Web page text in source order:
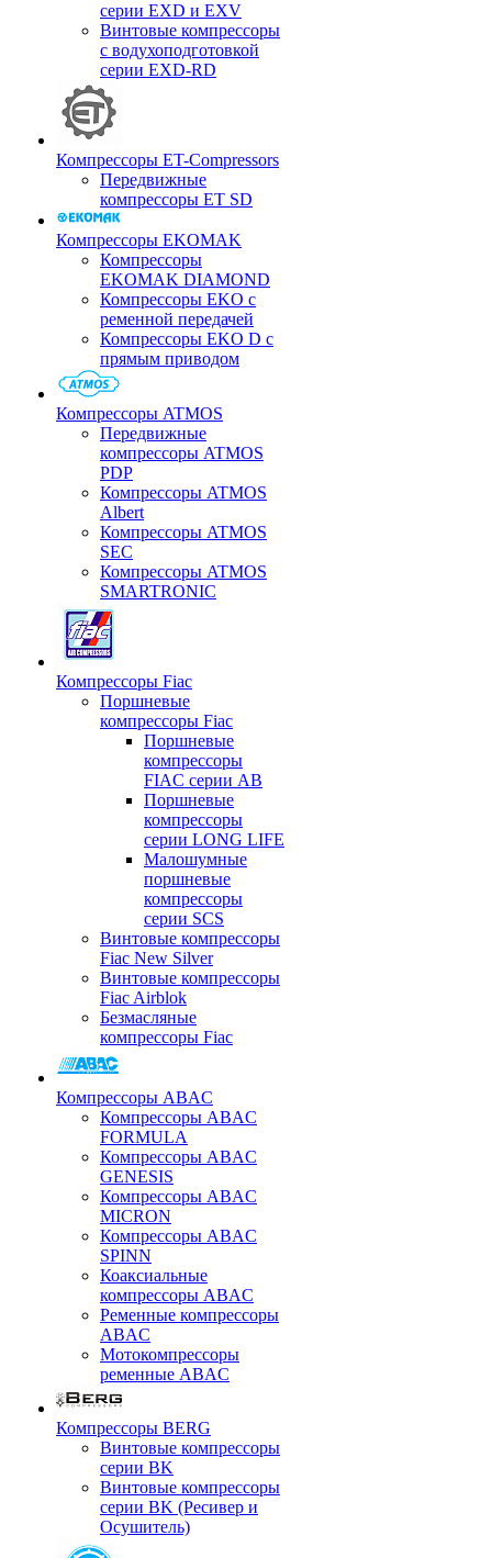
серии EXD и EXV
Винтовые компрессоры
с водухоподготовкой
серии EXD-RD
Компрессоры ET-Compressors
Передвижные
компрессоры ET SD
Компрессоры EKOMAK
Компрессоры
EKOMAK DIAMOND
Компрессоры EKO c
ременной передачей
Компрессоры EKO D с
прямым приводом
Компрессоры ATMOS
Передвижные
компрессоры ATMOS
PDP
Компрессоры ATMOS
Albert
Компрессоры ATMOS
SEC
Компрессоры ATMOS
SMARTRONIC
Компрессоры Fiac
Поршневые
компрессоры Fiac
Поршневые
компрессоры
FIAC серии AB
Поршневые
компрессоры
серии LONG LIFE
Малошумные
поршневые
компрессоры
серии SCS
Винтовые компрессоры
Fiac New Silver
Винтовые компрессоры
Fiac Airblok
Безмасляные
компрессоры Fiac
Компрессоры ABAC
Компрессоры ABAC
FORMULA
Компрессоры ABAC
GENESIS
Компрессоры ABAC
MICRON
Компрессоры ABAC
SPINN
Коаксиальные
компрессоры ABAC
Ременные компрессоры
ABAC
Мотокомпрессоры
ременные ABAC
Компрессоры BERG
Винтовые компрессоры
серии BK
Винтовые компрессоры
серии BK (Ресивер и
Осушитель)